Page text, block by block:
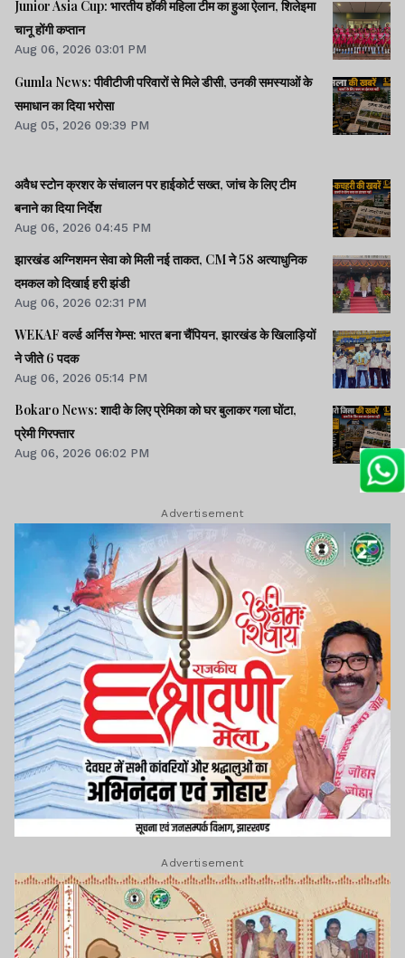
Junior Asia Cup: भारतीय हॉकी महिला टीम का हुआ ऐलान, शिलेइमा
चानू होंगी कप्तान
Aug 06, 2026 03:01 PM
Gumla News: पीवीटीजी परिवारों से मिले डीसी, उनकी समस्याओं के
समाधान का दिया भरोसा
Aug 05, 2026 09:39 PM
अवैध स्टोन क्रशर के संचालन पर हाईकोर्ट सख्त, जांच के लिए टीम
बनाने का दिया निर्देश
Aug 06, 2026 04:45 PM
झारखंड अग्निशमन सेवा को मिली नई ताकत, CM ने 58 अत्याधुनिक
दमकल को दिखाई हरी झंडी
Aug 06, 2026 02:31 PM
WEKAF वर्ल्ड अर्निस गेम्स: भारत बना चैंपियन, झारखंड के खिलाड़ियों
ने जीते 6 पदक
Aug 06, 2026 05:14 PM
Bokaro News: शादी के लिए प्रेमिका को घर बुलाकर गला घोंटा,
प्रेमी गिरफ्तार
Aug 06, 2026 06:02 PM
Advertisement
Advertisement